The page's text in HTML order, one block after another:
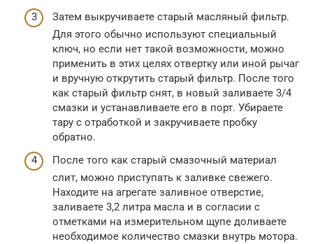
Затем выкручиваете старый масляный фильтр.
Для этого обычно используют специальный
ключ, но если нет такой возможности, можно
применить в этих целях отвертку или иной рычаг
и вручную открутить старый фильтр. После того
как старый фильтр снят, в новый заливаете 3/4
смазки и устанавливаете его в порт. Убираете
тару с отработкой и закручиваете пробку
обратно.
После того как старый смазочный материал
слит, можно приступать к заливке свежего.
Находите на агрегате заливное отверстие,
заливаете 3,2 литра масла и в согласии с
отметками на измерительном щупе доливаете
необходимое количество смазки внутрь мотора.